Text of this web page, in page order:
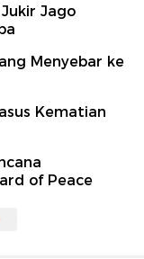
Jago
Menyebar ke
Kematian
of Peace